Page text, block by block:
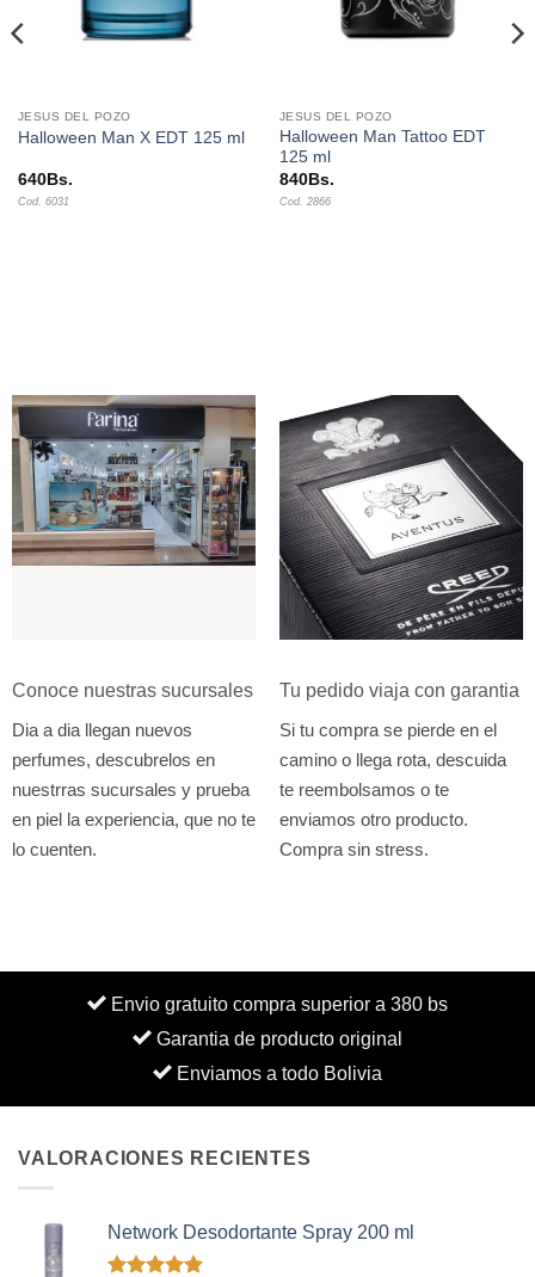
JESUS DEL POZO
Halloween Man X EDT 125 ml
640Bs.
Cod. 6031
JESUS DEL POZO
Halloween Man Tattoo EDT
125 ml
840Bs.
Cod. 2866
Conoce nuestras sucursales
Dia a dia llegan nuevos
perfumes, descubrelos en
nuestrras sucursales y prueba
en piel la experiencia, que no te
lo cuenten.
Tu pedido viaja con garantia
Si tu compra se pierde en el
camino o llega rota, descuida
te reembolsamos o te
enviamos otro producto.
Compra sin stress.
Envio gratuito compra superior a 380 bs
Garantia de producto original
Enviamos a todo Bolivia
VALORACIONES RECIENTES
Network Desodortante Spray 200 ml